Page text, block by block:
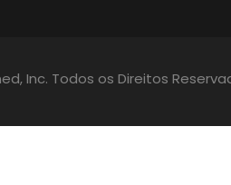
Inc. Todos os Direitos